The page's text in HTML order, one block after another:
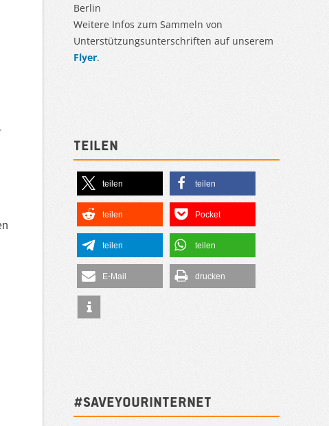
Berlin
Weitere Infos zum Sammeln von
Unterstützungsunterschriften auf unserem
Flyer.
Teilen
teilen teilen
teilen Pocket
teilen teilen
E-Mail drucken
#SAVEYOURINTERNET